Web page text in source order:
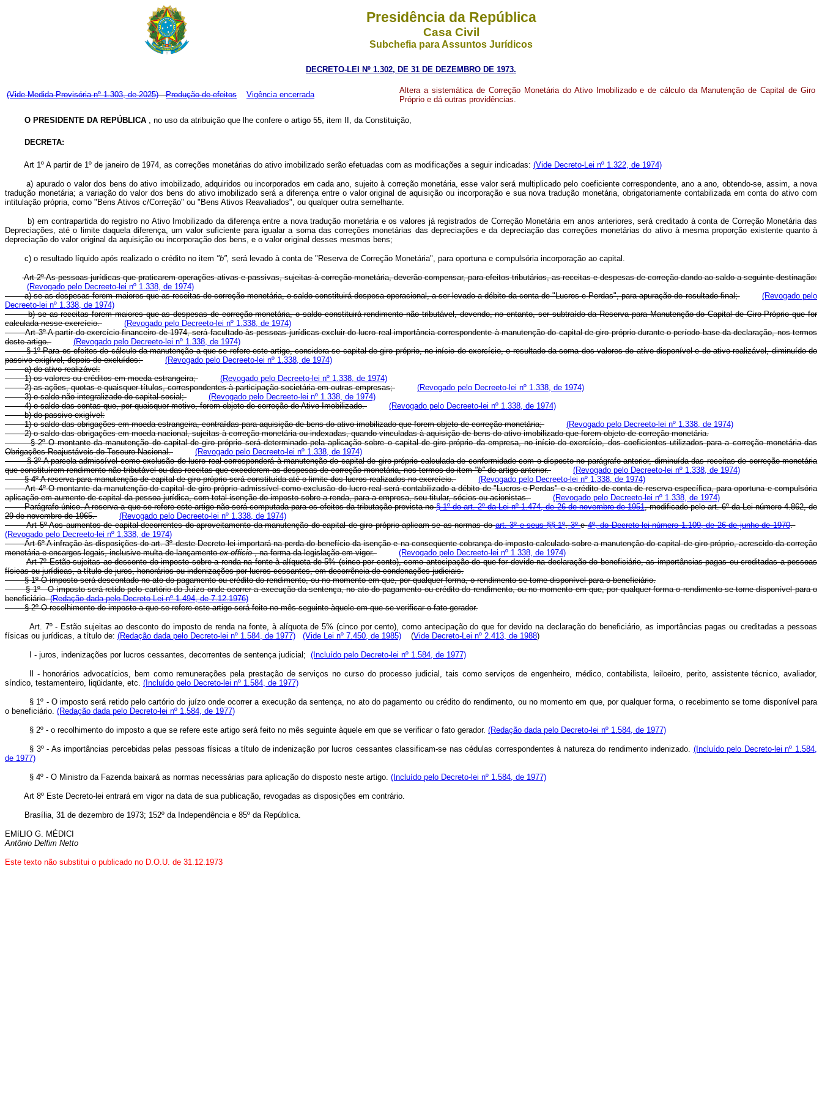
Presidência da República
Casa Civil
Subchefia para Assuntos Jurídicos
DECRETO-LEI Nº 1.302, DE 31 DE DEZEMBRO DE 1973.
(Vide Medida Provisória nº 1.303, de 2025) Produção de efeitos Vigência encerrada
Altera a sistemática de Correção Monetária do Ativo Imobilizado e de cálculo da Manutenção de Capital de Giro
Próprio e dá outras providências.
O PRESIDENTE DA REPÚBLICA , no uso da atribuição que lhe confere o artigo 55, item II, da Constituição,
DECRETA:
Art 1º A partir de 1º de janeiro de 1974, as correções monetárias do ativo imobilizado serão efetuadas com as modificações a seguir indicadas: (Vide Decreto-Lei nº 1.322, de 1974)
a) apurado o valor dos bens do ativo imobilizado, adquiridos ou incorporados em cada ano, sujeito à correção monetária, esse valor será multiplicado pelo coeficiente correspondente, ano a ano, obtendo-se, assim, a nova
tradução monetária; a variação do valor dos bens do ativo imobilizado será a diferença entre o valor original de aquisição ou incorporação e sua nova tradução monetária, obrigatoriamente contabilizada em conta do ativo com
intitulação própria, como "Bens Ativos c/Correção" ou "Bens Ativos Reavaliados", ou qualquer outra semelhante.
b) em contrapartida do registro no Ativo Imobilizado da diferença entre a nova tradução monetária e os valores já registrados de Correção Monetária em anos anteriores, será creditado à conta de Correção Monetária das
Depreciações, até o limite daquela diferença, um valor suficiente para igualar a soma das correções monetárias das depreciações e da depreciação das correções monetárias do ativo à mesma proporção existente quanto à
depreciação do valor original da aquisição ou incorporação dos bens, e o valor original desses mesmos bens;
c) o resultado líquido após realizado o crédito no item "b", será levado à conta de "Reserva de Correção Monetária", para oportuna e compulsória incorporação ao capital.
Art 2º As pessoas jurídicas que praticarem operações ativas e passivas, sujeitas à correção monetária, deverão compensar, para efeitos tributários, as receitas e despesas de correção dando ao saldo a seguinte destinação:
(Revogado pelo Decreeto-lei nº 1.338, de 1974)
a) se as despesas forem maiores que as receitas de correção monetária, o saldo constituirá despesa operacional, a ser levado a débito da conta de "Lucros e Perdas", para apuração de resultado final;
(Revogado pelo
Decreeto-lei nº 1.338, de 1974)
b) se as receitas forem maiores que as despesas de correção monetária, o saldo constituirá rendimento não tributável, devendo, no entanto, ser subtraído da Reserva para Manutenção do Capital de Giro Próprio que for
calculada nesse exercício.
(Revogado pelo Decreeto-lei nº 1.338, de 1974)
Art 3º A partir do exercício financeiro de 1974, será facultado às pessoas jurídicas excluir do lucro real importância correspondente à manutenção do capital de giro próprio durante o período base da declaração, nos termos
deste artigo.
(Revogado pelo Decreeto-lei nº 1.338, de 1974)
§ 1º Para os efeitos do cálculo da manutenção a que se refere este artigo, considera-se capital de giro próprio, no início do exercício, o resultado da soma dos valores do ativo disponível e do ativo realizável, diminuído do
passivo exigível, depois de excluídos:
(Revogado pelo Decreeto-lei nº 1.338, de 1974)
a) do ativo realizável:
1) os valores ou créditos em moeda estrangeira;
(Revogado pelo Decreeto-lei nº 1.338, de 1974)
2) as ações, quotas e quaisquer títulos, correspondentes à participação societária em outras empresas;
(Revogado pelo Decreeto-lei nº 1.338, de 1974)
3) o saldo não integralizado do capital social;
(Revogado pelo Decreeto-lei nº 1.338, de 1974)
4) o saldo das contas que, por quaisquer motivo, forem objeto de correção do Ativo Imobilizado.
(Revogado pelo Decreeto-lei nº 1.338, de 1974)
b) do passivo exigível:
1) o saldo das obrigações em moeda estrangeira, contraídas para aquisição de bens do ativo imobilizado que forem objeto de correção monetária;
(Revogado pelo Decreeto-lei nº 1.338, de 1974)
2) o saldo das obrigações em moeda nacional, sujeitas à correção monetária ou indexadas, quando vinculadas à aquisição de bens do ativo imobilizado que forem objeto de correção monetária.
§ 2º O montante da manutenção do capital de giro próprio será determinado pela aplicação sobre o capital de giro próprio da empresa, no início do exercício, dos coeficientes utilizados para a correção monetária das
Obrigações Reajustáveis do Tesouro Nacional.
(Revogado pelo Decreeto-lei nº 1.338, de 1974)
§ 3º A parcela admissível como exclusão do lucro real corresponderá à manutenção do capital de giro próprio calculada de conformidade com o disposto no parágrafo anterior, diminuída das receitas de correção monetária
que constituírem rendimento não tributável ou das receitas que excederem as despesas de correção monetária, nos termos do item"b" do artigo anterior.
(Revogado pelo Decreeto-lei nº 1.338, de 1974)
§ 4º A reserva para manutenção de capital de giro próprio será constituída até o limite dos lucros realizados no exercício.
(Revogado pelo Decreeto-lei nº 1.338, de 1974)
Art 4º O montante da manutenção do capital de giro próprio admissível como exclusão do lucro real será contabilizado a débito de "Lucros e Perdas" e a crédito de conta de reserva específica, para oportuna e compulsória
aplicação em aumento de capital da pessoa jurídica, com total isenção do imposto sobre a renda, para a empresa, seu titular, sócios ou acionistas.
(Revogado pelo Decreeto-lei nº 1.338, de 1974)
Parágrafo único. A reserva a que se refere este artigo não será computada para os efeitos da tributação prevista no§ 1º do art. 2º da Lei nº 1.474, de 26 de novembro de 1951, modificado pelo art. 6º da Lei número 4.862, de
29 de novembro de 1965.
(Revogado pelo Decreeto-lei nº 1.338, de 1974)
Art 5º Aos aumentos de capital decorrentes do aproveitamento da manutenção do capital de giro próprio aplicam-se as normas doart. 3º e seus §§ 1º,3ºe4º, do Decreto-lei número 1.109, de 26 de junho de 1970.
(Revogado pelo Decreeto-lei nº 1.338, de 1974)
Art 6º A infração às disposições do art. 3º deste Decreto-lei importará na perda do benefício da isenção e na conseqüente cobrança do imposto calculado sobre a manutenção do capital de giro próprio, acrescido da correção
monetária e encargos legais, inclusive multa de lançamentoex officio, na forma da legislação em vigor.
(Revogado pelo Decreeto-lei nº 1.338, de 1974)
Art 7º Estão sujeitas ao desconto do imposto sobre a renda na fonte à alíquota de 5% (cinco por cento), como antecipação do que for devido na declaração do beneficiário, as importâncias pagas ou creditadas a pessoas
físicas ou jurídicas, a título de juros, honorários ou indenizações por lucros cessantes, em decorrência de condenações judiciais.
§ 1º O imposto será descontado no ato do pagamento ou crédito do rendimento, ou no momento em que, por qualquer forma, o rendimento se torne disponível para o beneficiário.
§ 1º - O imposto será retido pelo cartório do Juízo onde ocorrer a execução da sentença, no ato do pagamento ou crédito do rendimento, ou no momento em que, por qualquer forma o rendimento se torne disponível para o
beneficiário.(Redação dada pelo Decreto Lei nº 1.494, de 7.12.1976)
§ 2º O recolhimento do imposto a que se refere este artigo será feito no mês seguinte àquele em que se verificar o fato gerador.
Art. 7º - Estão sujeitas ao desconto do imposto de renda na fonte, à alíquota de 5% (cinco por cento), como antecipação do que for devido na declaração do beneficiário, as importâncias pagas ou creditadas a pessoas
físicas ou jurídicas, a título de: (Redação dada pelo Decreto-lei nº 1.584, de 1977) (Vide Lei nº 7.450, de 1985) (Vide Decreto-Lei nº 2.413, de 1988)
I - juros, indenizações por lucros cessantes, decorrentes de sentença judicial; (Incluído pelo Decreto-lei nº 1.584, de 1977)
Il - honorários advocatícios, bem como remunerações pela prestação de serviços no curso do processo judicial, tais como serviços de engenheiro, médico, contabilista, leiloeiro, perito, assistente técnico, avaliador,
síndico, testamenteiro, liqüidante, etc. (Incluído pelo Decreto-lei nº 1.584, de 1977)
§ 1º - O imposto será retido pelo cartório do juízo onde ocorrer a execução da sentença, no ato do pagamento ou crédito do rendimento, ou no momento em que, por qualquer forma, o recebimento se torne disponível para
o beneficiário. (Redação dada pelo Decreto-lei nº 1.584, de 1977)
§ 2º - o recolhimento do imposto a que se refere este artigo será feito no mês seguinte àquele em que se verificar o fato gerador. (Redação dada pelo Decreto-lei nº 1.584, de 1977)
§ 3º - As importâncias percebidas pelas pessoas físicas a título de indenização por lucros cessantes classificam-se nas cédulas correspondentes à natureza do rendimento indenizado. (Incluído pelo Decreto-lei nº 1.584,
de 1977)
§ 4º - O Ministro da Fazenda baixará as normas necessárias para aplicação do disposto neste artigo. (Incluído pelo Decreto-lei nº 1.584, de 1977)
Art 8º Este Decreto-lei entrará em vigor na data de sua publicação, revogadas as disposições em contrário.
Brasília, 31 de dezembro de 1973; 152º da Independência e 85º da República.
EMíLIO G. MÉDICI
Antônio Delfim Netto
Este texto não substitui o publicado no D.O.U. de 31.12.1973